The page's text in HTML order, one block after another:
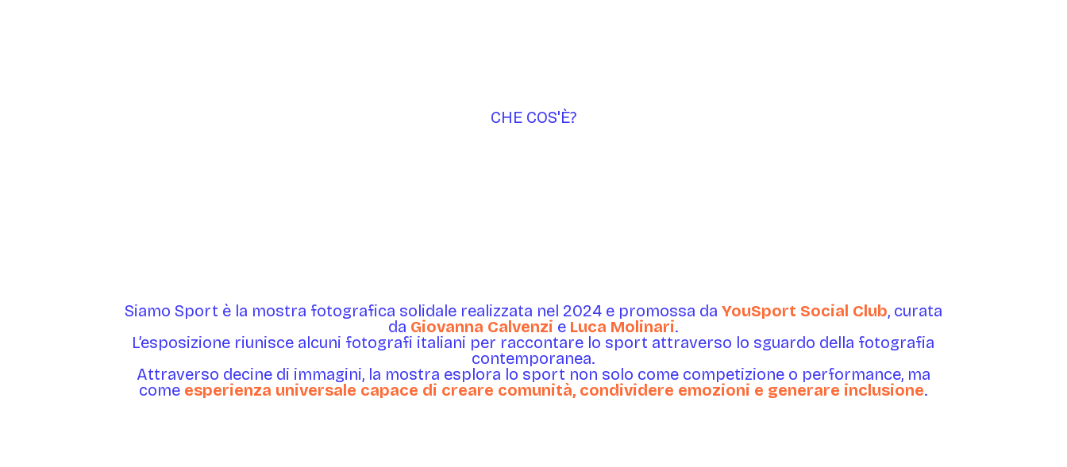
CHE COS'È?
Siamo Sport è la mostra fotografica solidale realizzata nel 2024 e promossa da YouSport Social Club, curata
da Giovanna Calvenzi e Luca Molinari.
L’esposizione riunisce alcuni fotografi italiani per raccontare lo sport attraverso lo sguardo della fotografia
contemporanea.
Attraverso decine di immagini, la mostra esplora lo sport non solo come competizione o performance, ma
come esperienza universale capace di creare comunità, condividere emozioni e generare inclusione.